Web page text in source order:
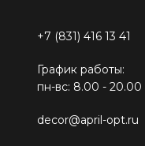
+7 (831) 416 13 41
График работы:
пн-вс: 8.00 - 20.00
decor@april-opt.ru